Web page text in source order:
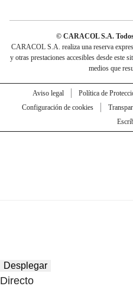
© CARACOL S.A.
CARACOL S.A. realiza una reserva
y otras prestaciones accesibles desde este
medios que
Aviso legal Política de
Configuración de cookies
Desplegar
Directo